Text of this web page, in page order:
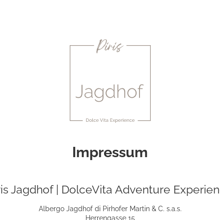
Impressum
Jagdhof | DolceVita Adventure
Albergo Jagdhof di Pirhofer Martin & C. s.a.s.
Herrengasse 15